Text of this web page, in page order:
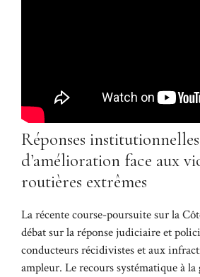
Réponses
d’amélioration face aux
routières extrêmes
La récente course-poursuite sur la
débat sur la réponse judiciaire et
conducteurs récidivistes et aux
ampleur. Le recours systématique à la